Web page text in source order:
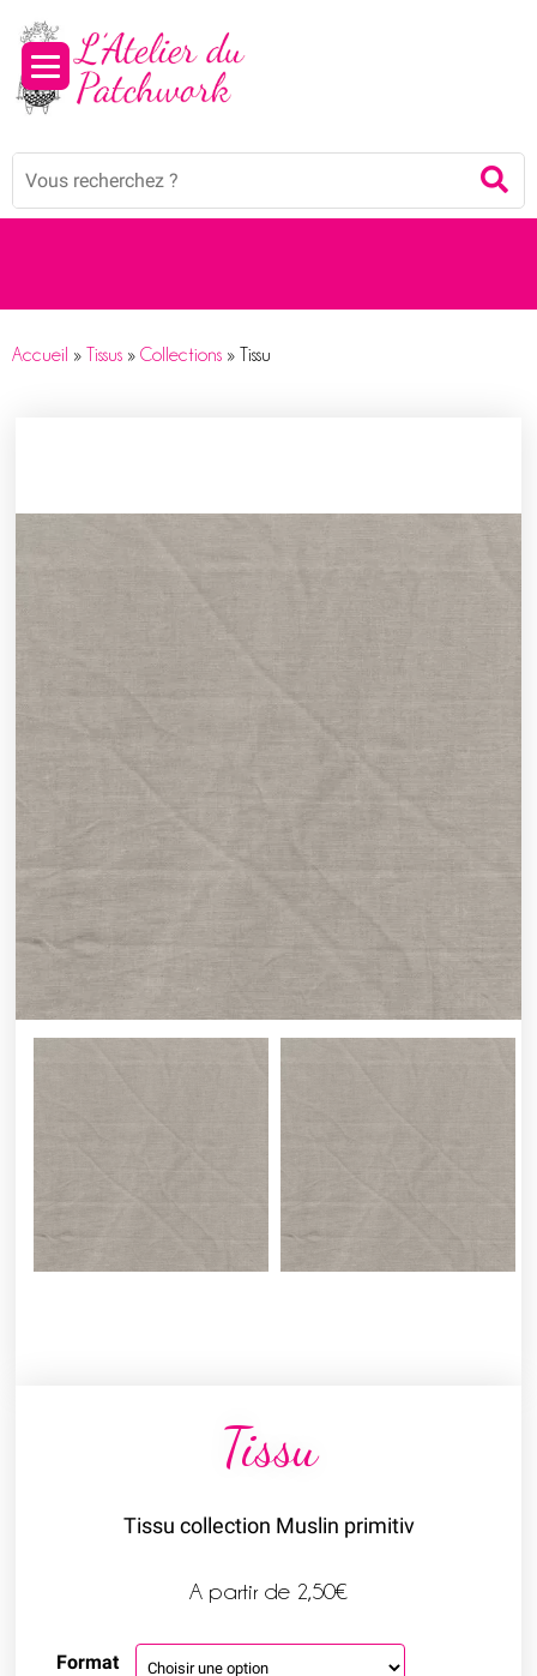
Mots
Accueil » Tissus » Collections » Tissu
Tissu
Tissu collection Muslin primitiv
A partir de 2,50€
Format
Panneau de gestion des cookies